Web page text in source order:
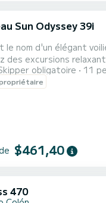
Sun Odyssey 39i
le nom d'un élégant
des excursions
les vagues de l'océan Atlantique de
de 11,72
obligatoire 11
$461,40
470